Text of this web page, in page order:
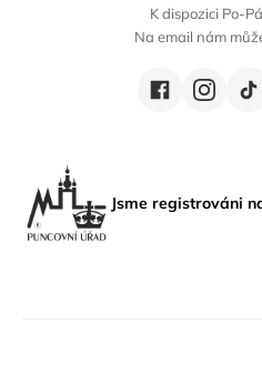
K dispozici Po-
Na email nám
Jsme registrováni